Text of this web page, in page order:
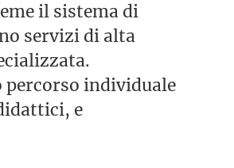
il sistema di
servizi di alta
individuale
e